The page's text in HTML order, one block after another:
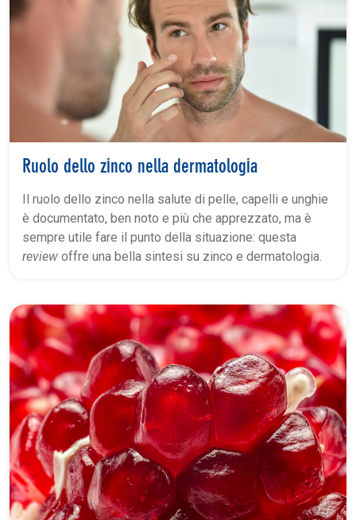
Ruolo dello zinco nella dermatologia
Il ruolo dello zinco nella salute di pelle, capelli e unghie
è documentato, ben noto e più che apprezzato, ma è
sempre utile fare il punto della situazione: questa
review offre una bella sintesi su zinco e dermatologia.